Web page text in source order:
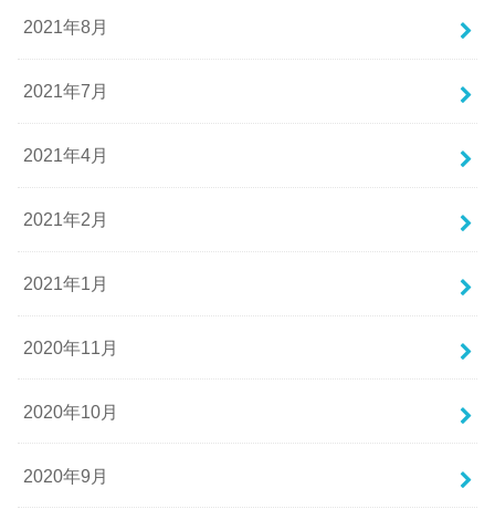
2021年8月
2021年7月
2021年4月
2021年2月
2021年1月
2020年11月
2020年10月
2020年9月